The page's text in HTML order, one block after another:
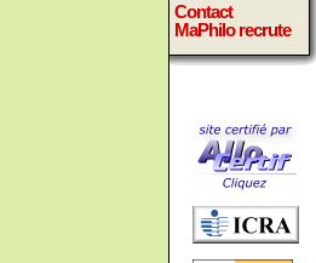
Contact
MaPhilo recrute